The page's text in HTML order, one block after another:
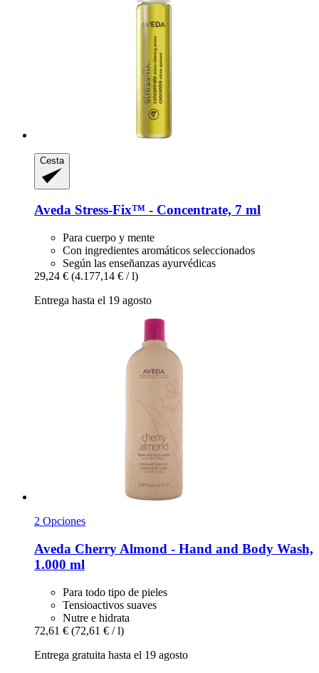
Cesta
Aveda Stress-​Fix™ -​ Concentrate, 7 ml
Para cuerpo y mente
Con ingredientes aromáticos seleccionados
Según las enseñanzas ayurvédicas
29,24 € (4.177,14 € / l)
Entrega hasta el 19 agosto
2 Opciones
Aveda Cherry Almond -​ Hand and Body Wash,
1.000 ml
Para todo tipo de pieles
Tensioactivos suaves
Nutre e hidrata
72,61 € (72,61 € / l)
Entrega gratuita hasta el 19 agosto